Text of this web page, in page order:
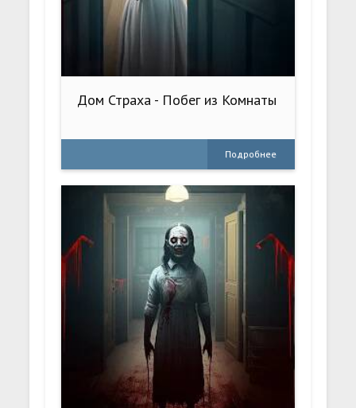
Дом Страха - Побег из Комнаты
Подробнее